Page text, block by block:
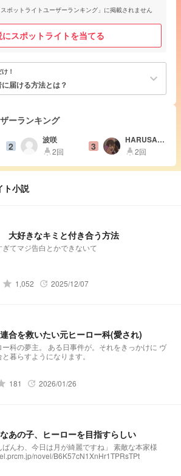
ポットライトユーザーランキング」に掲載されません
にスポットライトを当てる
！
届ける方法とは？ keyboard_arrow_down
ーランキング
2
波咲
highlight2回 3
HARUSAM
E
highlight2回
ト小説
大好きなキミと付き合う方法
てマジ告白とかできないて
grade 1,052 update 2025/12/07
合を救いたい元ヒーロー科(愛され)
ー科の夢主。 ある日事件が。それをきっかけに ヴ
暮らすようになります。
181 update 2026/01/26
あの子、ヒーローを目指すらしい
、今日は月が綺麗ですね」 素敵な本家様
novel/B6K57cN1XnHr1TPRsTPt